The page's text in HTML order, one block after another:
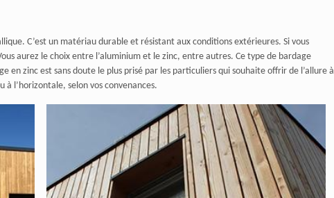
C’est un matériau durable et résistant aux conditions extérieures. Si vous
aurez le choix entre l’aluminium et le zinc, entre autres. Ce type de bardage
zinc est sans doute le plus prisé par les particuliers qui souhaite offrir de l’allure à
l’horizontale, selon vos convenances.